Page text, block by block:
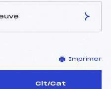
–
–
Imprimer
Clt/Cat